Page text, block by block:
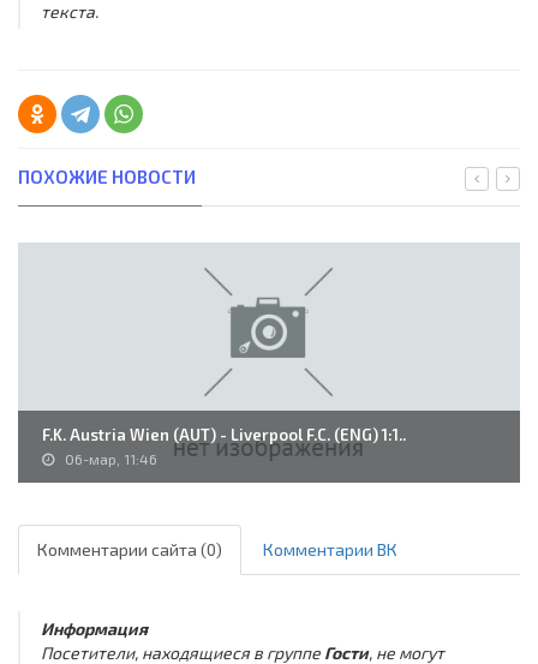
текста.
ПОХОЖИЕ НОВОСТИ
F.K. Austria Wien (AUT) - Liverpool F.C. (ENG) 1:1..
06-мар, 11:46
Комментарии сайта (0) Комментарии ВК
Информация
Посетители, находящиеся в группе Гости, не могут